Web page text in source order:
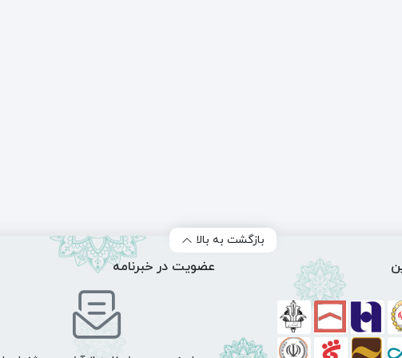
بازگشت به بالا
عضویت در خبرنامه